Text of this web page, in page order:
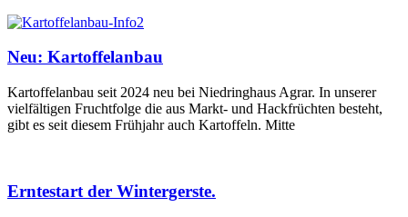
Neu: Kartoffelanbau
Kartoffelanbau seit 2024 neu bei Niedringhaus Agrar. In unserer
vielfältigen Fruchtfolge die aus Markt- und Hackfrüchten besteht,
gibt es seit diesem Frühjahr auch Kartoffeln. Mitte
Erntestart der Wintergerste.